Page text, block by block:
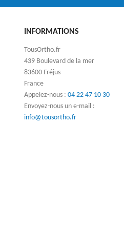
INFORMATIONS
TousOrtho.fr
439 Boulevard de la mer
83600 Fréjus
France
Appelez-nous : 04 22 47 10 30
Envoyez-nous un e-mail :
info@tousortho.fr